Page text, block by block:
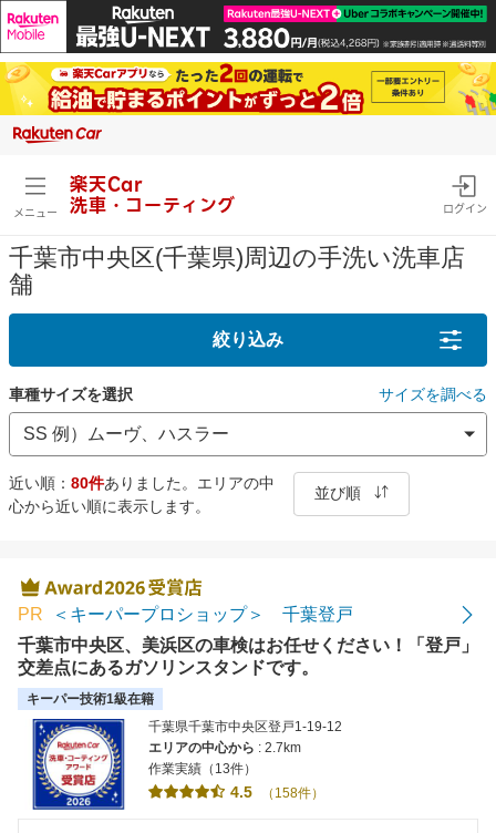
メニュー
楽天Car
洗車・コーティング
ログイン
千葉市中央区(千葉県)周辺の手洗い洗車店
舗
絞り込み
車種サイズを選択 サイズを調べる
近い順： 80件ありました。エリアの中
心から近い順に表示します。
並び順
評価の高い順
PR
＜キーパープロショップ＞ 千葉登戸
千葉市中央区、美浜区の車検はお任せください！「登戸」
交差点にあるガソリンスタンドです。
キーパー技術1級在籍
千葉県千葉市中央区登戸1-19-12
エリアの中心から : 2.7km
作業実績（13件）
4.5 （158件）